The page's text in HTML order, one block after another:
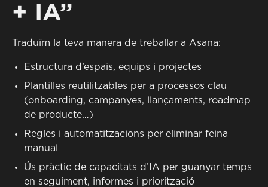
+ IA”
Traduïm la teva manera de treballar a Asana:
Estructura d’espais, equips i projectes
Plantilles reutilitzables per a processos clau
(onboarding, campanyes, llançaments, roadmap
de producte…)
Regles i automatitzacions per eliminar feina
manual
Ús pràctic de capacitats d’IA per guanyar temps
en seguiment, informes i priorització